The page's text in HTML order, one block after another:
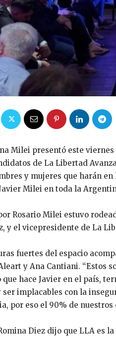
Milei presentó este viernes
de La Libertad
y mujeres que harán
Milei en toda la
Rosario Milei estuvo
y el vicepresidente de La
fuertes del espacio
y Ana Cantiani. “Estos
que hace Javier en el país,
implacables con la
por eso el 90% de nuestros
Diez dijo que LLA es